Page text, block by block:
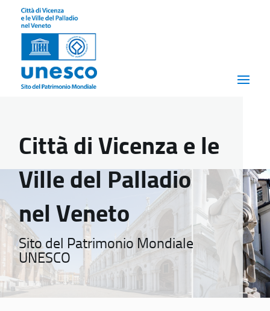
Città di Vicenza e le
Ville del Palladio
nel Veneto
Sito del Patrimonio Mondiale
UNESCO